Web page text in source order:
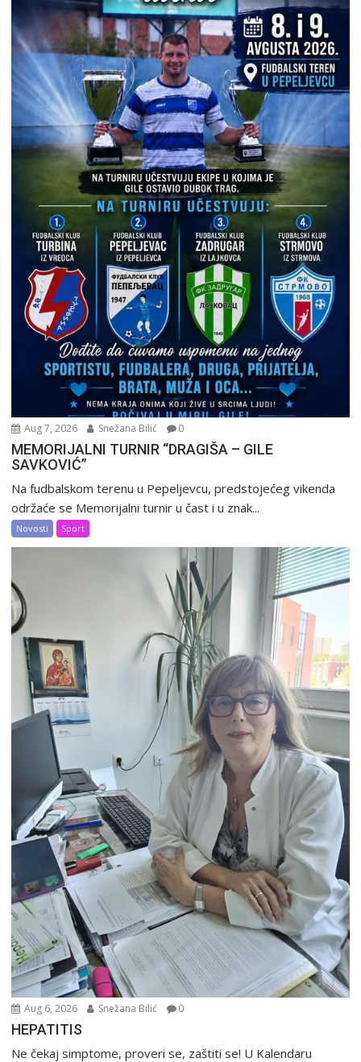
Aug 7, 2026 Snežana Bilić 0
MEMORIJALNI TURNIR “DRAGIŠA – GILE
SAVKOVIĆ”
Na fudbalskom terenu u Pepeljevcu, predstojećeg vikenda
održaće se Memorijalni turnir u čast i u znak...
Novosti Sport
Aug 6, 2026 Snežana Bilić 0
HEPATITIS
Ne čekaj simptome, proveri se, zaštiti se! U Kalendaru